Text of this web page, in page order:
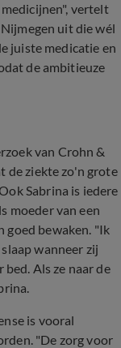
vertelt
uit die wél
juiste medicatie en
de ambitieuze
van Crohn &
de ziekte zo'n grote
Sabrina is iedere
moeder van een
goed bewaken. "Ik
wanneer zij
bed. Als ze naar de
is vooral
"De zorg voor